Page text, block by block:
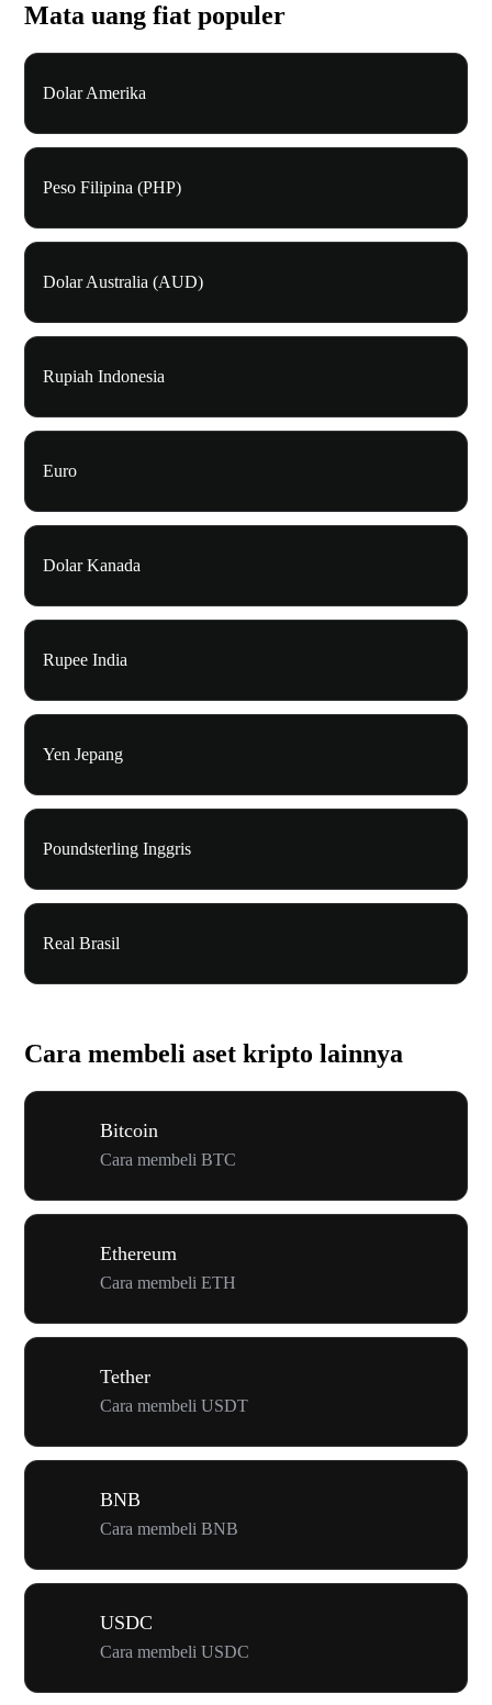
Mata uang fiat populer
Dolar Amerika
Peso Filipina (PHP)
Dolar Australia (AUD)
Rupiah Indonesia
Euro
Dolar Kanada
Rupee India
Yen Jepang
Poundsterling Inggris
Real Brasil
Cara membeli aset kripto lainnya
Bitcoin
Cara membeli BTC
Ethereum
Cara membeli ETH
Tether
Cara membeli USDT
BNB
Cara membeli BNB
USDC
Cara membeli USDC